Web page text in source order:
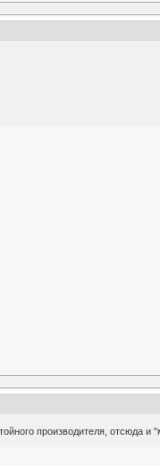
производителя, отсюда и